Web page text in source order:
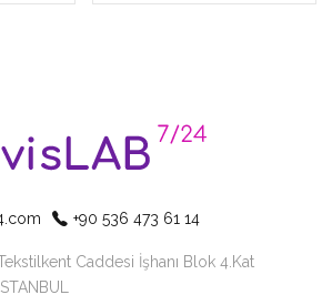
+90 536 473 61 14
Caddesi İşhanı Blok 4.Kat